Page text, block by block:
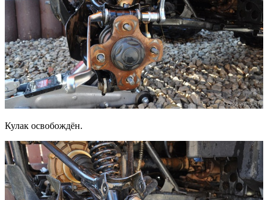
Кулак освобождён.